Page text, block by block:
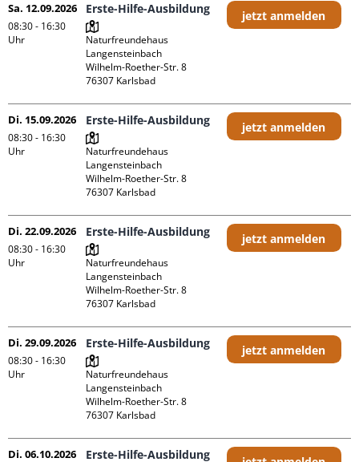
Sa. 12.09.2026
08:30 - 16:30
Uhr
Erste-Hilfe-Ausbildung
Naturfreundehaus
Langensteinbach
Wilhelm-Roether-Str. 8
jetzt anmelden
Di. 15.09.2026
08:30 - 16:30
Uhr
Erste-Hilfe-Ausbildung
Naturfreundehaus
Langensteinbach
Wilhelm-Roether-Str. 8
jetzt anmelden
Di. 22.09.2026
08:30 - 16:30
Uhr
Erste-Hilfe-Ausbildung
Naturfreundehaus
Langensteinbach
Wilhelm-Roether-Str. 8
jetzt anmelden
Di. 29.09.2026
08:30 - 16:30
Uhr
Erste-Hilfe-Ausbildung
Naturfreundehaus
Langensteinbach
Wilhelm-Roether-Str. 8
jetzt anmelden
Di. 06.10.2026 Erste-Hilfe-Ausbildung